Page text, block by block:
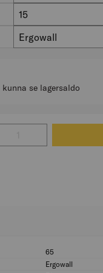
Tjocklek (mm)
15
Utförande
Ergowall
se lagersaldo
för
65
Ergowall